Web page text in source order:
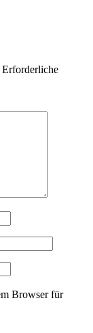
Erforderliche
Browser für